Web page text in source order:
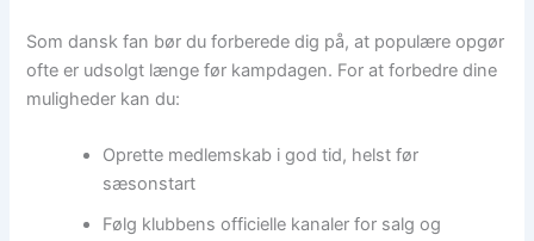
Som dansk fan bør du forberede dig på, at populære opgør
ofte er udsolgt længe før kampdagen. For at forbedre dine
muligheder kan du:
Oprette medlemskab i god tid, helst før
sæsonstart
Følg klubbens officielle kanaler for salg og